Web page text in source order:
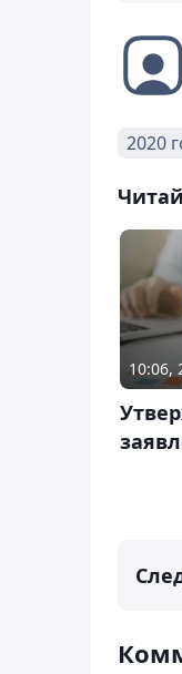
2020
10:06,